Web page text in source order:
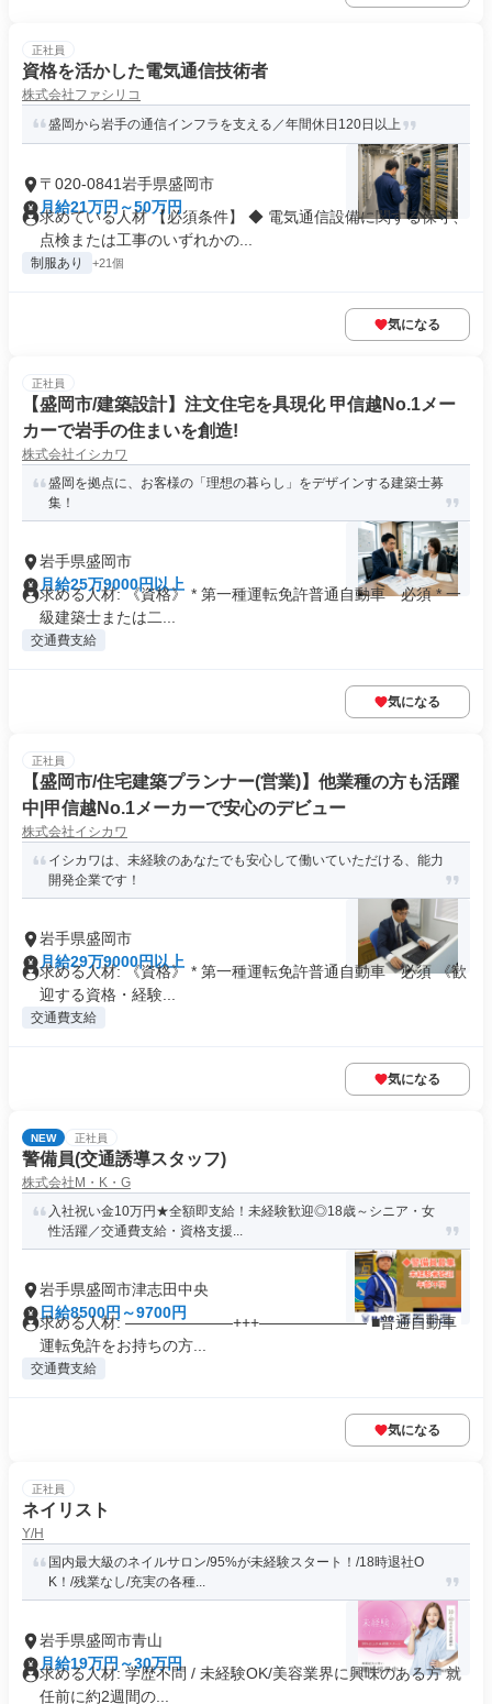
正社員
資格を活かした電気通信技術者
株式会社ファシリコ
盛岡から岩手の通信インフラを支える／年間休日120日以上
〒020-0841岩手県盛岡市
月給21万円～50万円
求めている人材 【必須条件】 ◆ 電気通信設備に関する保守、
点検または工事のいずれかの...
制服あり +21個
気になる
正社員
【盛岡市/建築設計】注文住宅を具現化 甲信越No.1メー
カーで岩手の住まいを創造!
株式会社イシカワ
盛岡を拠点に、お客様の「理想の暮らし」をデザインする建築士募
集！
岩手県盛岡市
月給25万9000円以上
求める人材: 《資格》 * 第一種運転免許普通自動車 必須 * 一
級建築士または二...
交通費支給
気になる
正社員
【盛岡市/住宅建築プランナー(営業)】他業種の方も活躍
中|甲信越No.1メーカーで安心のデビュー
株式会社イシカワ
イシカワは、未経験のあなたでも安心して働いていただける、能力
開発企業です！
岩手県盛岡市
月給29万9000円以上
求める人材: 《資格》 * 第一種運転免許普通自動車 必須 《歓
迎する資格・経験...
交通費支給
気になる
NEW 正社員
警備員(交通誘導スタッフ)
株式会社M・K・G
入社祝い金10万円★全額即支給！未経験歓迎◎18歳～シニア・女
性活躍／交通費支給・資格支援...
岩手県盛岡市津志田中央
日給8500円～9700円
求める人材: ———————+++——————— ■普通自動車
運転免許をお持ちの方...
交通費支給
気になる
正社員
ネイリスト
Y/H
国内最大級のネイルサロン/95%が未経験スタート！/18時退社O
K！/残業なし/充実の各種...
岩手県盛岡市青山
月給19万円～30万円
求める人材: 学歴不問 / 未経験OK/美容業界に興味のある方 就
任前に約2週間の...